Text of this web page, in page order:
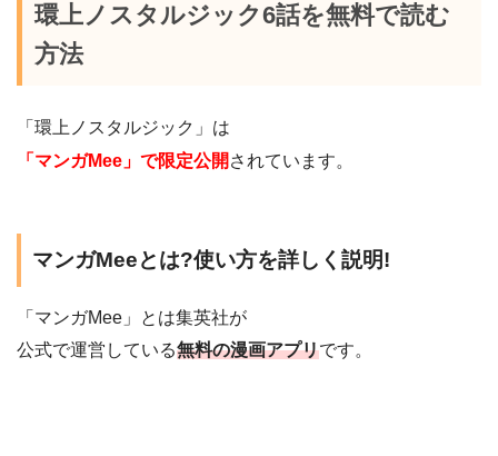
環上ノスタルジック6話を無料で読む
方法
「環上ノスタルジック」は
「マンガMee」で限定公開 されています。
マンガMeeとは?使い方を詳しく説明!
「マンガMee」とは集英社が
公式で運営している無料の漫画アプリです。